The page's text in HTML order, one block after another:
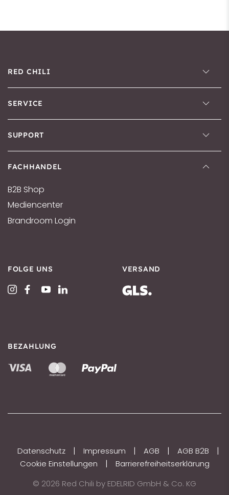
RED CHILI
SERVICE
SUPPORT
FACHHANDEL
B2B Shop
Mediencenter
Brandroom Login
FOLGE UNS VERSAND
BEZAHLUNG
Datenschutz | Impressum | AGB | AGB B2B |
Cookie Einstellungen |
Barrierefreiheitserklärung
© 2026 Red Chili by EDELRID GmbH & Co. KG